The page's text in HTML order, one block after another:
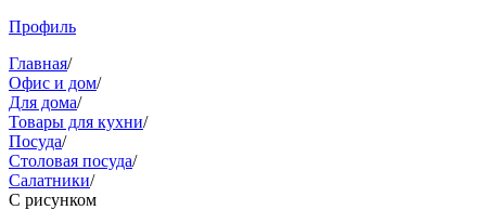
Профиль
Главная/
Офис и дом/
Для дома/
Товары для кухни/
Посуда/
Столовая посуда/
Салатники/
С рисунком